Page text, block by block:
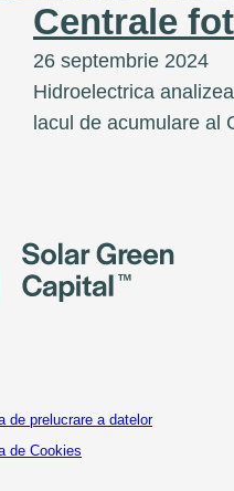
Centrale
26 septembrie 2024
Hidroelectrica
lacul de acumulare al
de prelucrare a datelor
de Cookies